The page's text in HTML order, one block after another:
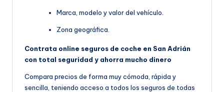
Marca, modelo y valor del vehículo.
Zona geográfica.
Contrata online seguros de coche en San Adrián
con total seguridad y ahorra mucho dinero
Compara precios de forma muy cómoda, rápida y
sencilla, teniendo acceso a todos los seguros de todas